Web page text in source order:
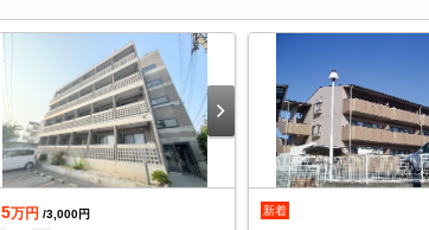
万円 /3,000円
新着